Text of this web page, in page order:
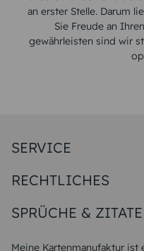
an erster Stelle. Darum
Sie Freude an
gewährleisten sind wir
Meine Kartenmanufaktur
SERVICE
Papiersorten
Unsere Produktion
Magazin
FAQ
RECHTLICHES
Widerrufsbelehrung
SPRÜCHE & ZITATE
Liebeskummer Sprüche